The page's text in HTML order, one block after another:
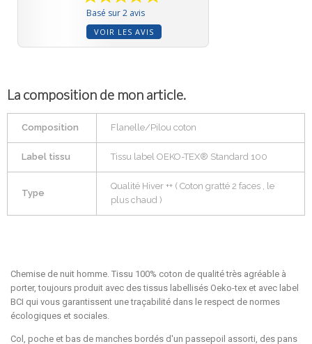
Basé sur 2 avis
VOIR LES AVIS
La composition de mon article.
Composition Flanelle/Pilou coton
Label tissu Tissu label OEKO-TEX® Standard 100
Type
Qualité Hiver ++ ( Coton gratté 2 faces , le
plus chaud )
Chemise de nuit homme. Tissu 100% coton de qualité très agréable à
porter, toujours produit avec des tissus labellisés Oeko-tex et avec label
BCI qui vous garantissent une traçabilité dans le respect de normes
écologiques et sociales.
Col, poche et bas de manches bordés d'un passepoil assorti, des pans